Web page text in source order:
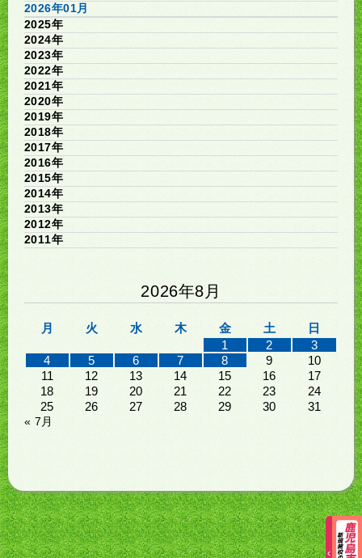
2026年01月
2025年
2024年
2023年
2022年
2021年
2020年
2019年
2018年
2017年
2016年
2015年
2014年
2013年
2012年
2011年
2026年8月
月 火 水 木 金 土
日
1
2
3
4
5 6 7 8 9
10
11
12 13 14 15 16
17
18
19 20 21 22 23
24
25
26 27 28 29 30 31
« 7月